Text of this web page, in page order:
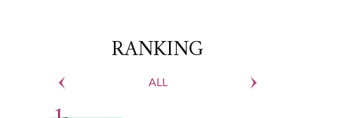
RANKING
ALL